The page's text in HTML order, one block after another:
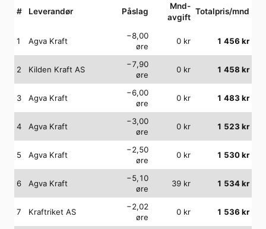
# Leverandør Påslag
Mnd-
avgift
Totalpris/mnd
1 Agva Kraft
−8,00
øre
0 kr 1 456 kr
2 Kilden Kraft AS
−7,90
øre
0 kr 1 458 kr
3 Agva Kraft
−6,00
øre
0 kr 1 483 kr
4 Agva Kraft
−3,00
øre
0 kr 1 523 kr
5 Agva Kraft
−2,50
øre
0 kr 1 530kr
6 Agva Kraft
−5,10
øre
39 kr 1 534kr
7 Kraftriket AS
−2,02
øre
0 kr 1 536 kr